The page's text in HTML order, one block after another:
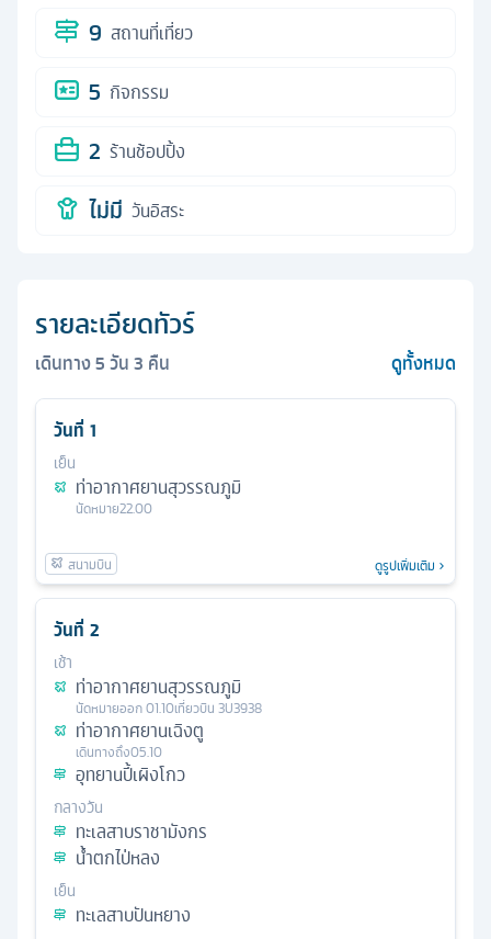
9 สถานที่เที่ยว
5 กิจกรรม
2 ร้านช้อปปิ้ง
ไม่มี วันอิสระ
รายละเอียดทัวร์
เดินทาง5วัน3 คืน ดูทั้งหมด
วันที่ 1
เย็น
ท่าอากาศยานสุวรรณภูมิ
นัดหมาย22.00
ดูรูปเพิ่มเติม
วันที่ 2
เช้า
ท่าอากาศยานสุวรรณภูมิ
นัดหมายออก01.10เที่ยวบิน 3U3938
ท่าอากาศยานเฉิงตู
เดินทางถึง05.10
อุทยานปี้เผิงโกว
กลางวัน
ทะเลสาบราชามังกร
น้ำตกไป่หลง
เย็น
ทะเลสาบปันหยาง